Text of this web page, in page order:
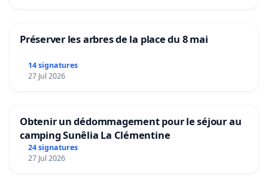
Préserver les arbres de la place du 8 mai
14 signatures
27 Jul 2026
Obtenir un dédommagement pour le séjour au
camping Sunêlia La Clémentine
24 signatures
27 Jul 2026